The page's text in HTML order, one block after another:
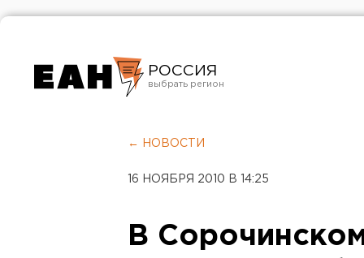
РОССИЯ
Челябинск
← НОВОСТИ
16 НОЯБРЯ 2010 В 14:25
В